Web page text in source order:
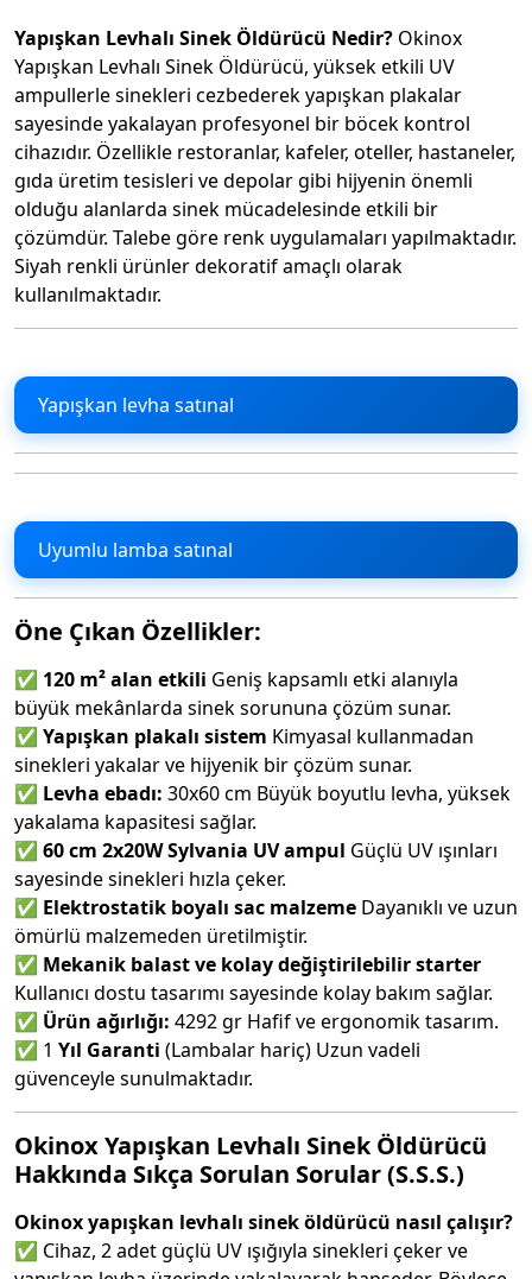
Yapışkan Levhalı Sinek Öldürücü Nedir? Okinox
Yapışkan Levhalı Sinek Öldürücü, yüksek etkili UV
ampullerle sinekleri cezbederek yapışkan plakalar
sayesinde yakalayan profesyonel bir böcek kontrol
cihazıdır. Özellikle restoranlar, kafeler, oteller, hastaneler,
gıda üretim tesisleri ve depolar gibi hijyenin önemli
olduğu alanlarda sinek mücadelesinde etkili bir
çözümdür. Talebe göre renk uygulamaları yapılmaktadır.
Siyah renkli ürünler dekoratif amaçlı olarak
kullanılmaktadır.
Yapışkan levha satınal
Uyumlu lamba satınal
Öne Çıkan Özellikler:
✅ 120 m² alan etkili Geniş kapsamlı etki alanıyla
büyük mekânlarda sinek sorununa çözüm sunar.
✅ Yapışkan plakalı sistem Kimyasal kullanmadan
sinekleri yakalar ve hijyenik bir çözüm sunar.
✅ Levha ebadı: 30x60 cm Büyük boyutlu levha, yüksek
yakalama kapasitesi sağlar.
✅ 60 cm 2x20W Sylvania UV ampul Güçlü UV ışınları
sayesinde sinekleri hızla çeker.
✅ Elektrostatik boyalı sac malzeme Dayanıklı ve uzun
ömürlü malzemeden üretilmiştir.
✅ Mekanik balast ve kolay değiştirilebilir starter
Kullanıcı dostu tasarımı sayesinde kolay bakım sağlar.
✅ Ürün ağırlığı: 4292 gr Hafif ve ergonomik tasarım.
✅ 1 Yıl Garanti (Lambalar hariç) Uzun vadeli
güvenceyle sunulmaktadır.
Okinox Yapışkan Levhalı Sinek Öldürücü
Hakkında Sıkça Sorulan Sorular (S.S.S.)
Okinox yapışkan levhalı sinek öldürücü nasıl çalışır?
✅ Cihaz, 2 adet güçlü UV ışığıyla sinekleri çeker ve